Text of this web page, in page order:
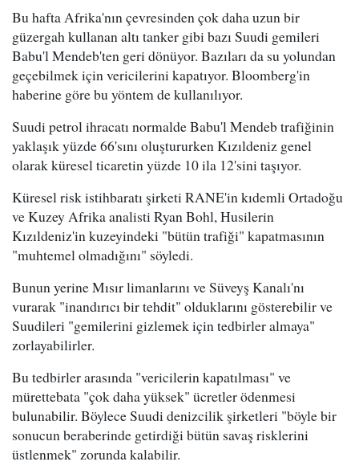
Bu hafta Afrika'nın çevresinden çok daha uzun bir
güzergah kullanan altı tanker gibi bazı Suudi gemileri
Babu'l Mendeb'ten geri dönüyor. Bazıları da su yolundan
geçebilmek için vericilerini kapatıyor. Bloomberg'in
haberine göre bu yöntem de kullanılıyor.
Suudi petrol ihracatı normalde Babu'l Mendeb trafiğinin
yaklaşık yüzde 66'sını oluştururken Kızıldeniz genel
olarak küresel ticaretin yüzde 10 ila 12'sini taşıyor.
Küresel risk istihbaratı şirketi RANE'in kıdemli Ortadoğu
ve Kuzey Afrika analisti Ryan Bohl, Husilerin
Kızıldeniz'in kuzeyindeki "bütün trafiği" kapatmasının
"muhtemel olmadığını" söyledi.
Bunun yerine Mısır limanlarını ve Süveyş Kanalı'nı
vurarak "inandırıcı bir tehdit" olduklarını gösterebilir ve
Suudileri "gemilerini gizlemek için tedbirler almaya"
zorlayabilirler.
Bu tedbirler arasında "vericilerin kapatılması" ve
mürettebata "çok daha yüksek" ücretler ödenmesi
bulunabilir. Böylece Suudi denizcilik şirketleri "böyle bir
sonucun beraberinde getirdiği bütün savaş risklerini
üstlenmek" zorunda kalabilir.